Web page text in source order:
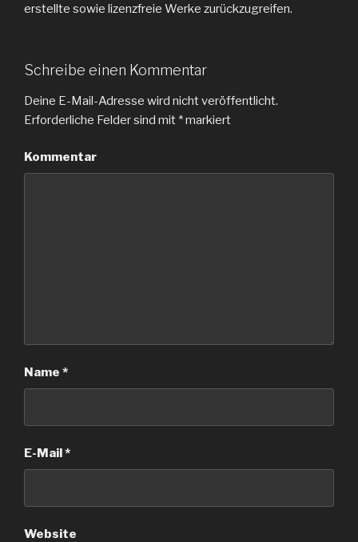
erstellte sowie lizenzfreie Werke zurückzugreifen.
Schreibe einen Kommentar
Deine E-Mail-Adresse wird nicht veröffentlicht.
Erforderliche Felder sind mit *markiert
Kommentar
Name *
E-Mail*
Website